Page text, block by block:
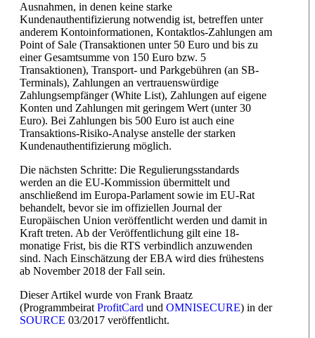
Ausnahmen, in denen keine starke
Kundenauthentifizierung notwendig ist, betreffen unter
anderem Kontoinformationen, Kontaktlos-Zahlungen am
Point of Sale (Transaktionen unter 50 Euro und bis zu
einer Gesamtsumme von 150 Euro bzw. 5
Transaktionen), Transport- und Parkgebühren (an SB-
Terminals), Zahlungen an vertrauenswürdige
Zahlungsempfänger (White List), Zahlungen auf eigene
Konten und Zahlungen mit geringem Wert (unter 30
Euro). Bei Zahlungen bis 500 Euro ist auch eine
Transaktions-Risiko-Analyse anstelle der starken
Kundenauthentifizierung möglich.
Die nächsten Schritte: Die Regulierungsstandards
werden an die EU-Kommission übermittelt und
anschließend im Europa-Parlament sowie im EU-Rat
behandelt, bevor sie im offiziellen Journal der
Europäischen Union veröffentlicht werden und damit in
Kraft treten. Ab der Veröffentlichung gilt eine 18-
monatige Frist, bis die RTS verbindlich anzuwenden
sind. Nach Einschätzung der EBA wird dies frühestens
ab November 2018 der Fall sein.
Dieser Artikel wurde von Frank Braatz
(Programmbeirat ProfitCard und OMNISECURE) in der
SOURCE 03/2017 veröffentlicht.